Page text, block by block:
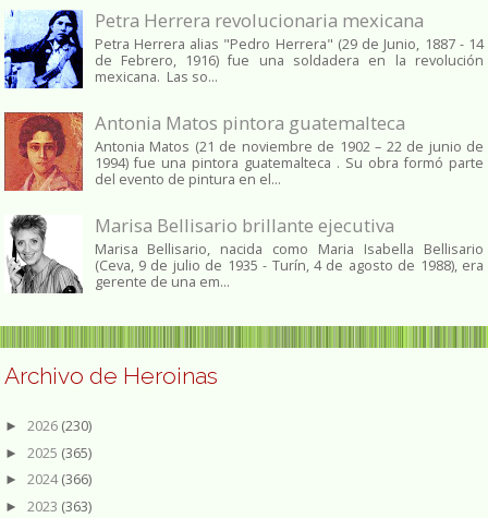
Petra Herrera revolucionaria mexicana
Petra Herrera alias "Pedro Herrera" (29 de Junio, 1887 - 14
de Febrero, 1916) fue una soldadera en la revolución
mexicana. Las so...
Antonia Matos pintora guatemalteca
Antonia Matos (21 de noviembre de 1902 – 22 de junio de
1994) fue una pintora guatemalteca . Su obra formó parte
del evento de pintura en el...
Marisa Bellisario brillante ejecutiva
Marisa Bellisario, nacida como Maria Isabella Bellisario
(Ceva, 9 de julio de 1935 - Turín, 4 de agosto de 1988), era
gerente de una em...
Archivo de Heroinas
► 2026 (230)
► 2025 (365)
► 2024(366)
► 2023 (363)